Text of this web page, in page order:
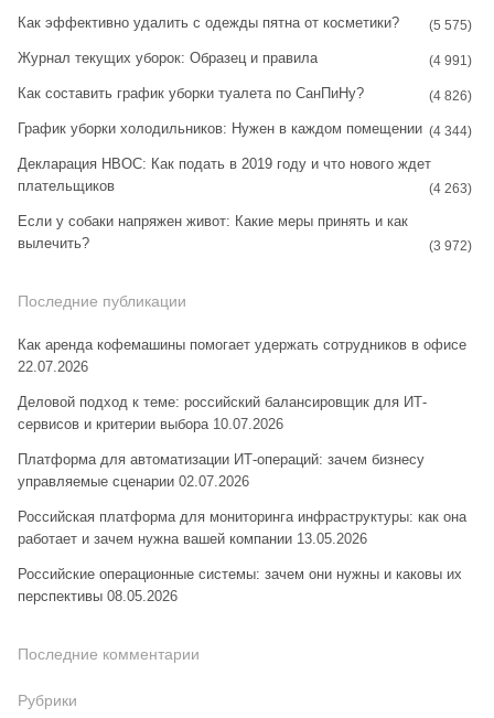
Как эффективно удалить с одежды пятна от косметики? (5 575)
Журнал текущих уборок: Образец и правила (4 991)
Как составить график уборки туалета по СанПиНу? (4 826)
График уборки холодильников: Нужен в каждом помещении (4 344)
Декларация НВОС: Как подать в 2019 году и что нового ждет
плательщиков
(4 263)
Если у собаки напряжен живот: Какие меры принять и как
вылечить?
(3 972)
Последние публикации
Как аренда кофемашины помогает удержать сотрудников в офисе
22.07.2026
Деловой подход к теме: российский балансировщик для ИТ-
сервисов и критерии выбора 10.07.2026
Платформа для автоматизации ИТ-операций: зачем бизнесу
управляемые сценарии 02.07.2026
Российская платформа для мониторинга инфраструктуры: как она
работает и зачем нужна вашей компании 13.05.2026
Российские операционные системы: зачем они нужны и каковы их
перспективы 08.05.2026
Последние комментарии
Рубрики